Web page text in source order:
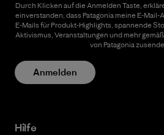
Durch Klicken auf die Anmelden Taste,
einverstanden, dass Patagonia meine E-
E-Mails für Produkt-Highlights, spannende
Aktivismus, Veranstaltungen und mehr
von Patagonia
Anmelden
Hilfe